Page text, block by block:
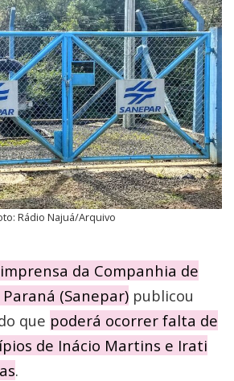
Rádio Najuá/Arquivo
da Companhia de
(Sanepar) publicou
que poderá ocorrer falta de
de Inácio Martins e Irati
.